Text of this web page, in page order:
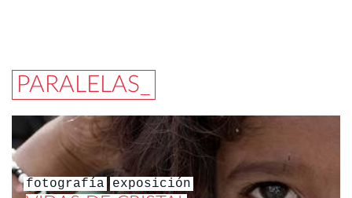
PARALELAS_
fotografía exposición